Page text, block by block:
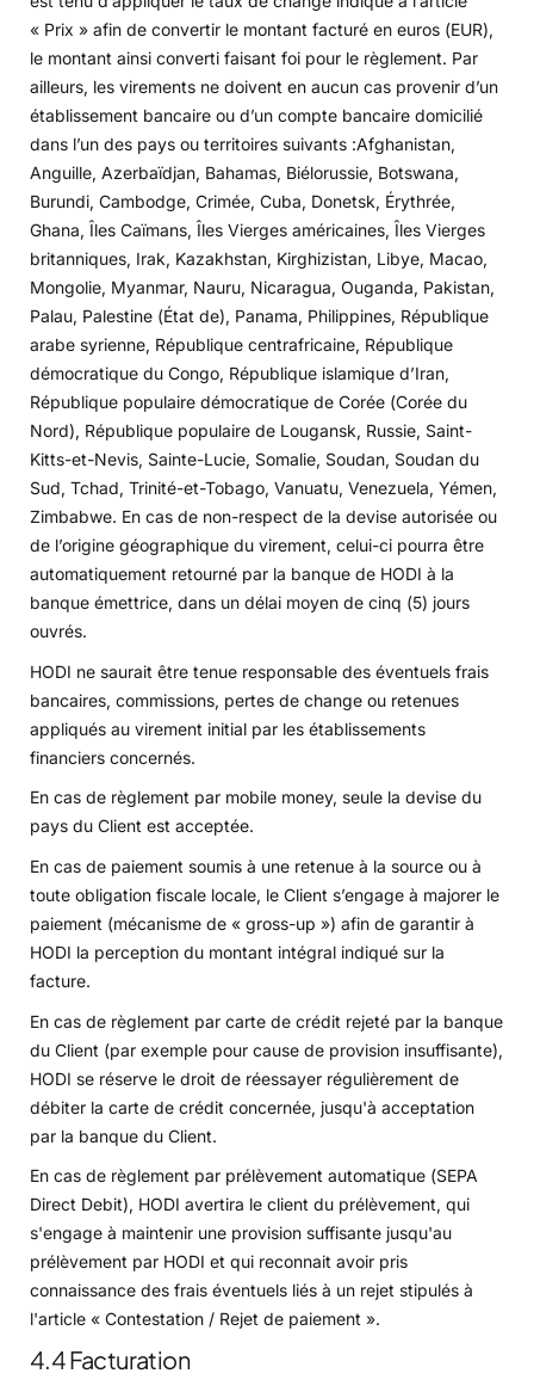
« Prix » afin de convertir le montant facturé en euros (EUR),
le montant ainsi converti faisant foi pour le règlement. Par
ailleurs, les virements ne doivent en aucun cas provenir d’un
établissement bancaire ou d’un compte bancaire domicilié
dans l’un des pays ou territoires suivants :Afghanistan,
Anguille, Azerbaïdjan, Bahamas, Biélorussie, Botswana,
Burundi, Cambodge, Crimée, Cuba, Donetsk, Érythrée,
Ghana, Îles Caïmans, Îles Vierges américaines, Îles Vierges
britanniques, Irak, Kazakhstan, Kirghizistan, Libye, Macao,
Mongolie, Myanmar, Nauru, Nicaragua, Ouganda, Pakistan,
Palau, Palestine (État de), Panama, Philippines, République
arabe syrienne, République centrafricaine, République
démocratique du Congo, République islamique d’Iran,
République populaire démocratique de Corée (Corée du
Nord), République populaire de Lougansk, Russie, Saint-
Kitts-et-Nevis, Sainte-Lucie, Somalie, Soudan, Soudan du
Sud, Tchad, Trinité-et-Tobago, Vanuatu, Venezuela, Yémen,
Zimbabwe. En cas de non-respect de la devise autorisée ou
de l’origine géographique du virement, celui-ci pourra être
automatiquement retourné par la banque de HODI à la
banque émettrice, dans un délai moyen de cinq (5) jours
ouvrés.
HODI ne saurait être tenue responsable des éventuels frais
bancaires, commissions, pertes de change ou retenues
appliqués au virement initial par les établissements
financiers concernés.
En cas de règlement par mobile money, seule la devise du
pays du Client est acceptée.
En cas de paiement soumis à une retenue à la source ou à
toute obligation fiscale locale, le Client s’engage à majorer le
paiement (mécanisme de « gross-up ») afin de garantir à
HODI la perception du montant intégral indiqué sur la
facture.
En cas de règlement par carte de crédit rejeté par la banque
du Client (par exemple pour cause de provision insuffisante),
HODI se réserve le droit de réessayer régulièrement de
débiter la carte de crédit concernée, jusqu'à acceptation
par la banque du Client.
En cas de règlement par prélèvement automatique (SEPA
Direct Debit), HODI avertira le client du prélèvement, qui
s'engage à maintenir une provision suffisante jusqu'au
prélèvement par HODI et qui reconnait avoir pris
connaissance des frais éventuels liés à un rejet stipulés à
l'article « Contestation / Rejet de paiement ».
4.4 Facturation